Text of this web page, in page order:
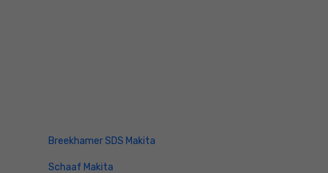
Breekhamer SDS Makita
Schaaf Makita